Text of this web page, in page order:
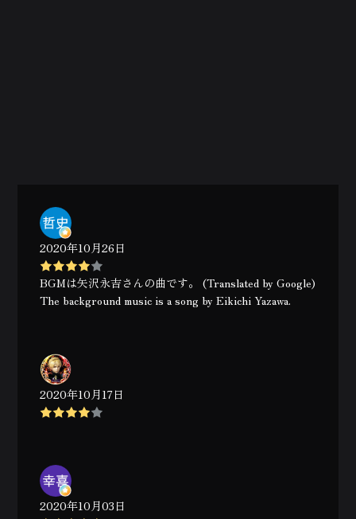
2020年10月26日
BGMは矢沢永吉さんの曲です。 (Translated by Google)
The background music is a song by Eikichi Yazawa.
2020年10月17日
2020年10月03日